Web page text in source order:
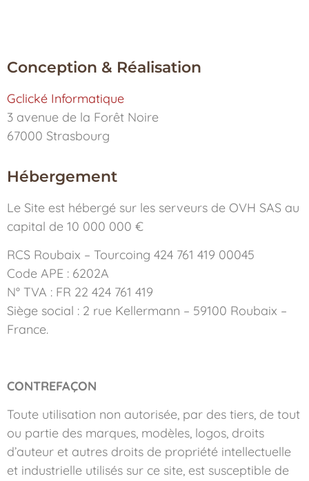
Conception & Réalisation
Gclické Informatique
3 avenue de la Forêt Noire
67000 Strasbourg
Hébergement
Le Site est hébergé sur les serveurs de OVH SAS au
capital de 10 000 000 €
RCS Roubaix – Tourcoing 424 761 419 00045
Code APE : 6202A
N° TVA : FR 22 424 761 419
Siège social : 2 rue Kellermann – 59100 Roubaix –
France.
CONTREFAÇON
Toute utilisation non autorisée, par des tiers, de tout
ou partie des marques, modèles, logos, droits
d’auteur et autres droits de propriété intellectuelle
et industrielle utilisés sur ce site, est susceptible de